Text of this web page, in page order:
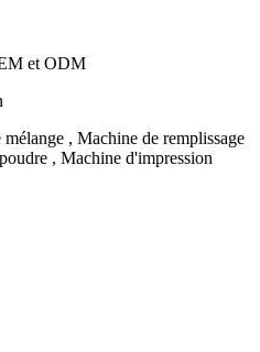
et ODM
, Machine de remplissage
, Machine d'impression